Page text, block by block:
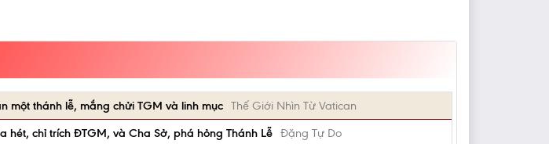
một thánh lễ, mắng chửi TGM và linh mục Thế Giới Nhìn Từ Vatican
chỉ trích ĐTGM, và Cha Sở, phá hỏng Thánh Lễ Đặng Tự Do